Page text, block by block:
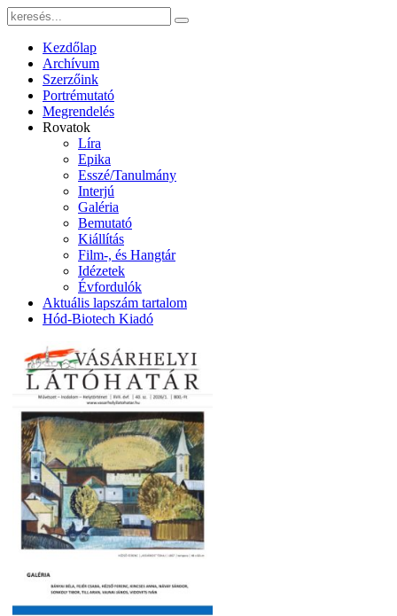
Kezdőlap
Archívum
Szerzőink
Portrémutató
Megrendelés
Rovatok
Líra
Epika
Esszé/Tanulmány
Interjú
Galéria
Bemutató
Kiállítás
Film-, és Hangtár
Idézetek
Évfordulók
Aktuális lapszám tartalom
Hód-Biotech Kiadó